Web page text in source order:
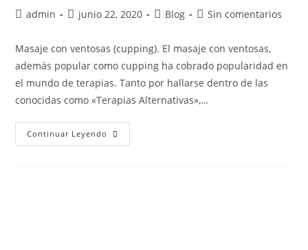
admin junio 22, 2020 Blog Sin comentarios
Masaje con ventosas (cupping). El masaje con ventosas,
además popular como cupping ha cobrado popularidad en
el mundo de terapias. Tanto por hallarse dentro de las
conocidas como «Terapias Alternativas»,…
Continuar Leyendo